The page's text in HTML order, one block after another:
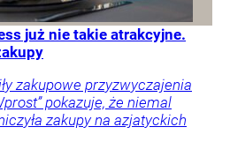
już nie takie atrakcyjne.
zakupowe przyzwyczajenia
pokazuje, że niemal
zakupy na azjatyckich